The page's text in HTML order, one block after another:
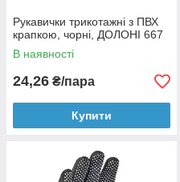
Рукавички трикотажні з ПВХ
крапкою, чорні, ДОЛОНІ 667
В наявності
24,26 ₴/пара
Купити